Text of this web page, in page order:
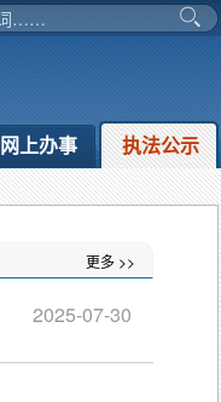
网上办事 执法公示
更多 >>
2025-07-30